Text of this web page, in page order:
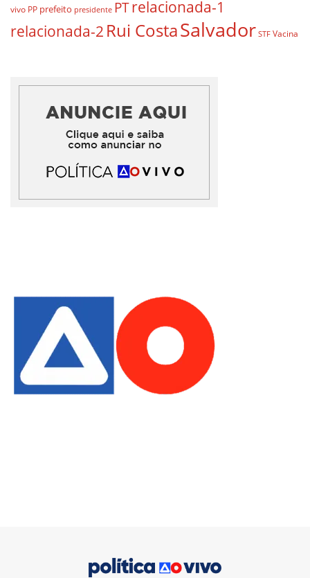
vivo PP prefeito presidente PTrelacionada-1
relacionada-2 Rui CostaSalvador STF Vacina